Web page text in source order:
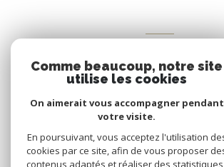
Espace propriétaire
Comme beaucoup, notre site
utilise les cookies
On aimerait vous accompagner pendant
votre visite.
En poursuivant, vous acceptez l'utilisation
cookies par ce site, afin de vous proposer
contenus adaptés et réaliser des statistiques